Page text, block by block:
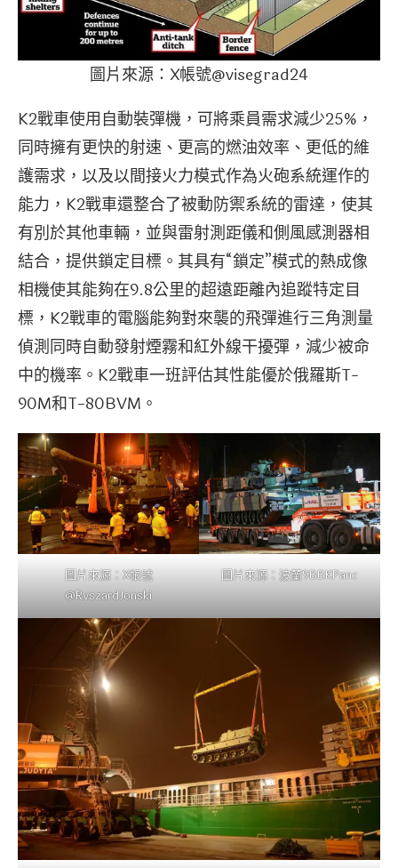
圖片來源：X帳號@visegrad24
K2戰車使用自動裝彈機，可將乘員需求減少25%，
同時擁有更快的射速、更高的燃油效率、更低的維
護需求，以及以間接火力模式作為火砲系統運作的
能力，K2戰車還整合了被動防禦系統的雷達，使其
有別於其他車輛，並與雷射測距儀和側風感測器相
結合，提供鎖定目標。其具有“鎖定”模式的熱成像
相機使其能夠在9.8公里的超遠距離內追蹤特定目
標，K2戰車的電腦能夠對來襲的飛彈進行三角測量
偵測同時自動發射煙霧和紅外線干擾彈，減少被命
中的機率。K2戰車一班評估其性能優於俄羅斯T-
90M和T-80BVM。
圖片來源：X帳號
@RyszardJonski
圖片來源：波蘭9BBKPanc